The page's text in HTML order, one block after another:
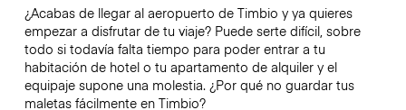
¿Acabas de llegar al aeropuerto de Timbio y ya quieres
empezar a disfrutar de tu viaje? Puede serte difícil, sobre
todo si todavía falta tiempo para poder entrar a tu
habitación de hotel o tu apartamento de alquiler y el
equipaje supone una molestia. ¿Por qué no guardar tus
maletas fácilmente en Timbio?